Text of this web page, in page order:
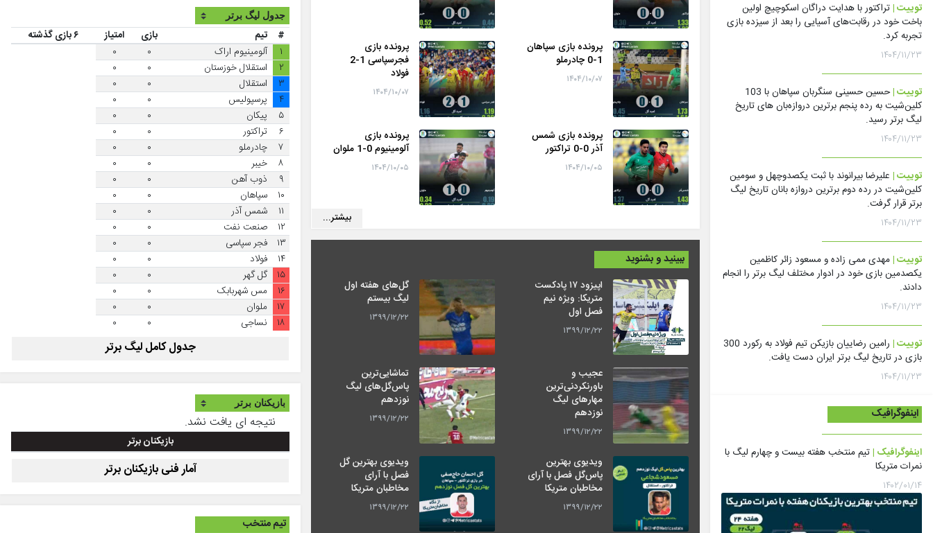
پرونده بازی سپاهان
1-0 چادرملو
۱۴۰۴/۱۰/۰۷
پرونده بازی
فجرسپاسی 1-2
فولاد
۱۴۰۴/۱۰/۰۷
پرونده بازی شمس
آذر 0-0 تراکتور
۱۴۰۴/۱۰/۰۵
پرونده بازی
آلومینیوم 0-1 ملوان
۱۴۰۴/۱۰/۰۵
بیشتر...
ببینید و بشنوید
اپیزود ۱۷ پادکست
متریکا: ویژه نیم
فصل اول
۱۳۹۹/۱۲/۲۲
گل‌های هفته اول
لیگ بیستم
۱۳۹۹/۱۲/۲۲
عجیب و
باورنکردنی‌ترین
مهارهای لیگ
نوزدهم
۱۳۹۹/۱۲/۲۲
تماشایی‌ترین
پاس‌گل‌های لیگ
نوزدهم
۱۳۹۹/۱۲/۲۲
ویدیوی بهترین
پاس‌گل فصل با آرای
مخاطبان متریکا
۱۳۹۹/۱۲/۲۲
ویدیوی بهترین گل
فصل با آرای
مخاطبان متریکا
۱۳۹۹/۱۲/۲۲
توییت |تراکتور با هدایت دراگان اسکوچیچ اولین
باخت خود در رقابت‌های آسیایی را بعد از سیزده بازی
تجربه کرد.
۱۴۰۴/۱۱/۲۳
توییت |
حسین حسینی سنگربان سپاهان با 103
کلین‌شیت به رده پنجم برترین دروازه‌بان های تاریخ
لیگ برتر رسید.
۱۴۰۴/۱۱/۲۳
توییت | علیرضا بیرانوند با ثبت یکصدوچهل و سومین
کلین‌شیت در رده دوم برترین دروازه بانان تاریخ لیگ
برتر قرار گرفت.
۱۴۰۴/۱۱/۲۳
توییت |مهدی ممی زاده و مسعود زائر کاظمین
یکصدمین بازی خود در ادوار مختلف لیگ برتر را انجام
دادند.
۱۴۰۴/۱۱/۲۳
توییت |
رامین رضاییان بازیکن تیم فولاد به رکورد 300
بازی در تاریخ لیگ برتر ایران دست یافت.
۱۴۰۴/۱۱/۲۳
اینفوگرافیک
اینفوگرافیک |تیم منتخب هفته بیست و چهارم لیگ با
نمرات متریکا
۱۴۰۲/۰۱/۱۴
# تیم بازی امتیاز
۶ بازی گذشته
۱
آلومینیوم اراک ۰
۰
۲
استقلال خوزستان ۰
۰
۳
استقلال ۰
۰
۴
پرسپولیس ۰
۰
۵
پیکان ۰
۰
۶
تراکتور ۰
۰
۷
چادرملو ۰
۰
۸
خیبر ۰
۰
۹
ذوب آهن ۰
۰
۱۰
سپاهان ۰
۰
۱۱
شمس آذر ۰
۰
۱۲
صنعت نفت ۰
۰
۱۳
فجر سپاسی ۰
۰
۱۴
فولاد ۰
۰
۱۵
گل گهر ۰
۰
۱۶
مس شهربابک ۰
۰
۱۷
ملوان ۰
۰
۱۸
نساجی ۰ ۰
جدول کامل لیگ برتر
نتیجه ای یافت نشد.
بازیکنان برتر
آمار فنی بازیکنان برتر
تیم منتخب